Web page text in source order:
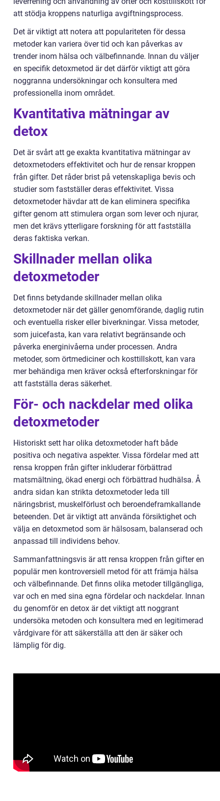
att stödja kroppens naturliga avgiftningsprocess.
Det är viktigt att notera att populariteten för dessa
metoder kan variera över tid och kan påverkas av
trender inom hälsa och välbefinnande. Innan du väljer
en specifik detoxmetod är det därför viktigt att göra
noggranna undersökningar och konsultera med
professionella inom området.
Kvantitativa mätningar av
detox
Det är svårt att ge exakta kvantitativa mätningar av
detoxmetoders effektivitet och hur de rensar kroppen
från gifter. Det råder brist på vetenskapliga bevis och
studier som fastställer deras effektivitet. Vissa
detoxmetoder hävdar att de kan eliminera specifika
gifter genom att stimulera organ som lever och njurar,
men det krävs ytterligare forskning för att fastställa
deras faktiska verkan.
Skillnader mellan olika
detoxmetoder
Det finns betydande skillnader mellan olika
detoxmetoder när det gäller genomförande, daglig rutin
och eventuella risker eller biverkningar. Vissa metoder,
som juicefasta, kan vara relativt begränsande och
påverka energinivåerna under processen. Andra
metoder, som örtmediciner och kosttillskott, kan vara
mer behändiga men kräver också efterforskningar för
att fastställa deras säkerhet.
För- och nackdelar med olika
detoxmetoder
Historiskt sett har olika detoxmetoder haft både
positiva och negativa aspekter. Vissa fördelar med att
rensa kroppen från gifter inkluderar förbättrad
matsmältning, ökad energi och förbättrad hudhälsa. Å
andra sidan kan strikta detoxmetoder leda till
näringsbrist, muskelförlust och beroendeframkallande
beteenden. Det är viktigt att använda försiktighet och
välja en detoxmetod som är hälsosam, balanserad och
anpassad till individens behov.
Sammanfattningsvis är att rensa kroppen från gifter en
populär men kontroversiell metod för att främja hälsa
och välbefinnande. Det finns olika metoder tillgängliga,
var och en med sina egna fördelar och nackdelar. Innan
du genomför en detox är det viktigt att noggrant
undersöka metoden och konsultera med en legitimerad
vårdgivare för att säkerställa att den är säker och
lämplig för dig.